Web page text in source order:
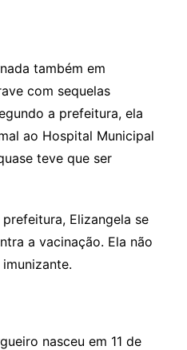
também em
com sequelas
a prefeitura, ela
ao Hospital Municipal
teve que ser
Elizangela se
a vacinação. Ela não
nasceu em 11 de